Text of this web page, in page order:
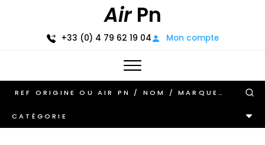
AirPn
+33 (0) 4 79 62 19 04 Mon compte
CATÉGORIE